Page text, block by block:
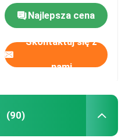
Najlepsza cena
Skontaktuj się z
nami
(90)